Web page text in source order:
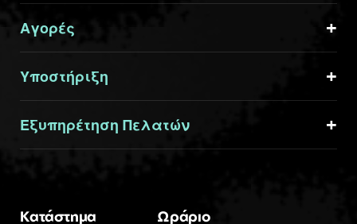
Αγορές
Υποστήριξη
Εξυπηρέτηση Πελατών
Κατάστημα Ωράριο